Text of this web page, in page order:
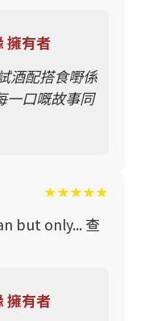
擁有者
酒配搭食嘢係
一口嘅故事同
★★★★★
but only... 查
擁有者